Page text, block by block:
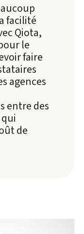
facilité
Qiota,
le
faire
agences
entre des
de